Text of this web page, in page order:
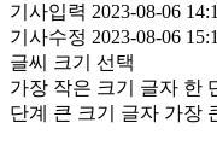
기사입력 2023-08-06
기사수정 2023-08-06
글씨 크기 선택
가장 작은 크기 글자 한
단계 큰 크기 글자 가장